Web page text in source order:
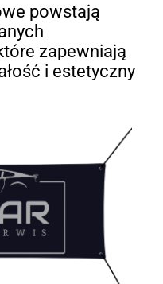
powstają
zapewniają
i estetyczny